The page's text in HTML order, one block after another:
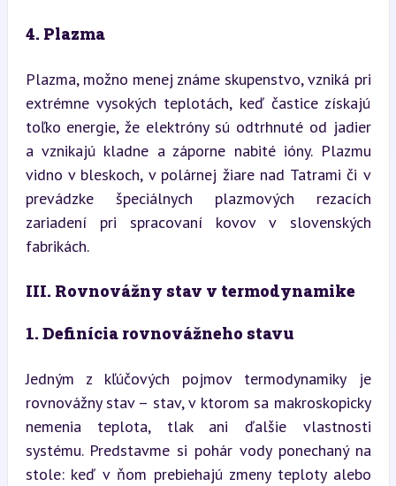
4. Plazma
Plazma, možno menej známe skupenstvo, vzniká pri
extrémne vysokých teplotách, keď častice získajú
toľko energie, že elektróny sú odtrhnuté od jadier
a vznikajú kladne a záporne nabité ióny. Plazmu
vidno v bleskoch, v polárnej žiare nad Tatrami či v
prevádzke špeciálnych plazmových rezacích
zariadení pri spracovaní kovov v slovenských
fabrikách.
III. Rovnovážny stav v termodynamike
1. Definícia rovnovážneho stavu
Jedným z kľúčových pojmov termodynamiky je
rovnovážny stav – stav, v ktorom sa makroskopicky
nemenia teplota, tlak ani ďalšie vlastnosti
systému. Predstavme si pohár vody ponechaný na
stole: keď v ňom prebiehajú zmeny teploty alebo